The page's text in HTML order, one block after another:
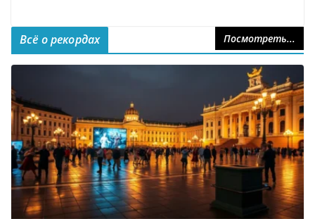
Всё о рекордах Посмотреть...